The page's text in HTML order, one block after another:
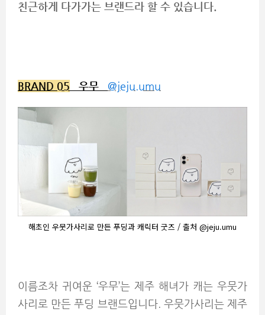
친근하게 다가가는 브랜드라 할 수 있습니다.
BRAND 05 우무 @jeju.umu
해초인 우뭇가사리로 만든 푸딩과 캐릭터 굿즈 / 출처 @jeju.umu
이름조차 귀여운 ‘우무’는 제주 해녀가 캐는 우뭇가
사리로 만든 푸딩 브랜드입니다. 우뭇가사리는 제주